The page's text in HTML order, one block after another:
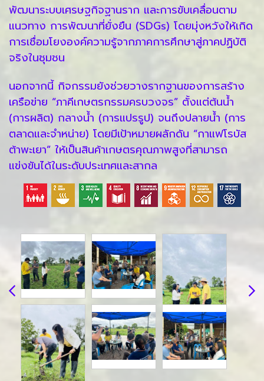
พัฒนาระบบเศรษฐกิจฐานราก และการขับเคลื่อนตาม
แนวทาง การพัฒนาที่ยั่งยืน (SDGs) โดยมุ่งหวังให้เกิด
การเชื่อมโยงองค์ความรู้จากภาคการศึกษาสู่ภาคปฏิบัติ
จริงในชุมชน
นอกจากนี้ กิจกรรมยังช่วยวางรากฐานของการสร้าง
เครือข่าย “ภาคีเกษตรกรรมครบวงจร” ตั้งแต่ต้นน้ำ
(การผลิต) กลางน้ำ (การแปรรูป) จนถึงปลายน้ำ (การ
ตลาดและจำหน่าย) โดยมีเป้าหมายผลักดัน “กาแฟโรบัส
ต้าพะเยา” ให้เป็นสินค้าเกษตรคุณภาพสูงที่สามารถ
แข่งขันได้ในระดับประเทศและสากล